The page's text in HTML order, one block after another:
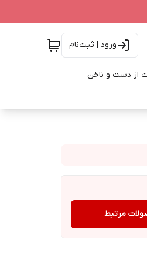
ورود | ثبت‌نام
از دست و ناخن
مرتبط